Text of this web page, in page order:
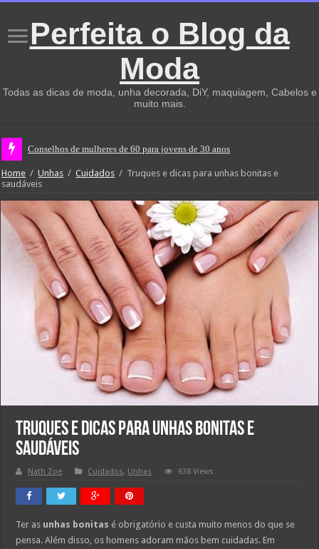
Perfeita o Blog da
Moda
Todas as dicas de moda, unha decorada, DiY, maquiagem, Cabelos e
muito mais.
Conselhos de mulheres de 60 para jovens de 30 anos
Home / Unhas / Cuidados / Truques e dicas para unhas bonitas e
saudáveis
Truques e dicas para unhas bonitas e
saudáveis
Nath Zoe Cuidados, Unhas 638 Views
Ter as unhas bonitas é obrigatório e custa muito menos do que se
pensa. Além disso, os homens adoram mãos bem cuidadas. Em